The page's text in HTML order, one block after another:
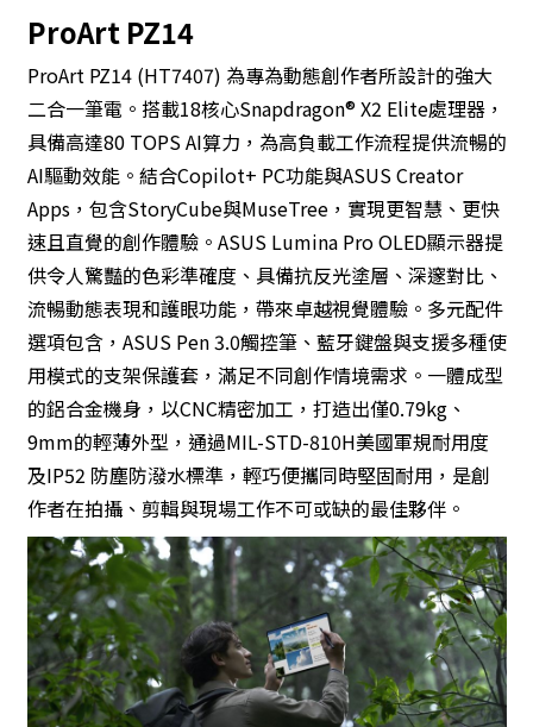
ProArt PZ14
ProArt PZ14 (HT7407) 為專為動態創作者所設計的強大
二合一筆電。搭載18核心Snapdragon® X2 Elite處理器，
具備高達80 TOPS AI算力，為高負載工作流程提供流暢的
AI驅動效能。結合Copilot+ PC功能與ASUS Creator
Apps，包含StoryCube與MuseTree，實現更智慧、更快
速且直覺的創作體驗。ASUS Lumina Pro OLED顯示器提
供令人驚豔的色彩準確度、具備抗反光塗層、深邃對比、
流暢動態表現和護眼功能，帶來卓越視覺體驗。多元配件
選項包含，ASUS Pen 3.0觸控筆、藍牙鍵盤與支援多種使
用模式的支架保護套，滿足不同創作情境需求。一體成型
的鋁合金機身，以CNC精密加工，打造出僅0.79kg、
9mm的輕薄外型，通過MIL-STD-810H美國軍規耐用度
及IP52 防塵防潑水標準，輕巧便攜同時堅固耐用，是創
作者在拍攝、剪輯與現場工作不可或缺的最佳夥伴。